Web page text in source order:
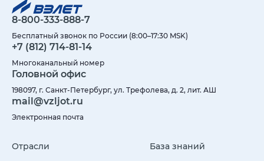
8-800-333-888-7
Бесплатный звонок по России (8:00–17:30 MSK)
+7 (812) 714-81-14
Многоканальный номер
Головной офис
198097, г. Санкт-Петербург, ул. Трефолева, д. 2, лит. АШ
mail@vzljot.ru
Электронная почта
Отрасли База знаний